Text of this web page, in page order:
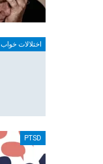
اختلالات خواب
PTSD